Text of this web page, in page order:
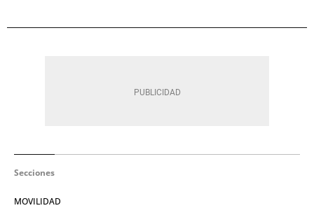
Secciones
MOVILIDAD